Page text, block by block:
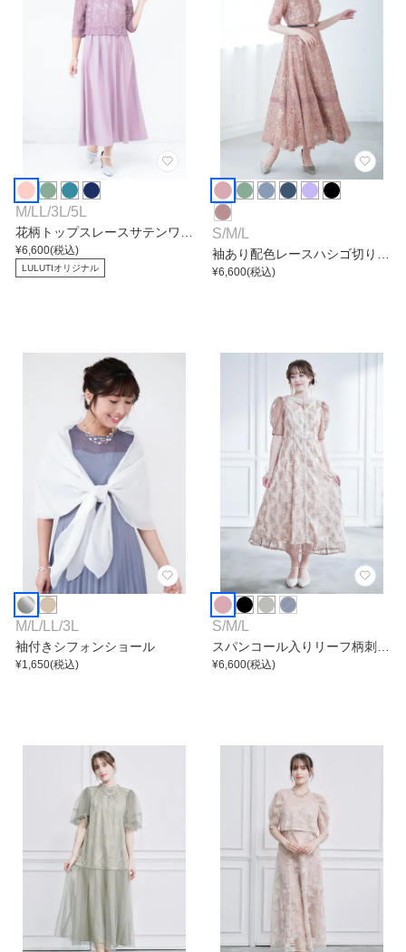
M/LL /3L /5L
花柄トップスレースサテンワン
ピース
¥6,600(税込)
LULUTIオリジナル
S/M/L
袖あり配色レースハシゴ切り替
えワンピース
¥6,600(税込)
M/L /LL /3L
袖付きシフォンショール
¥1,650(税込)
S/M/L
スパンコール入りリーフ柄刺繍
レースワンピース
¥6,600(税込)